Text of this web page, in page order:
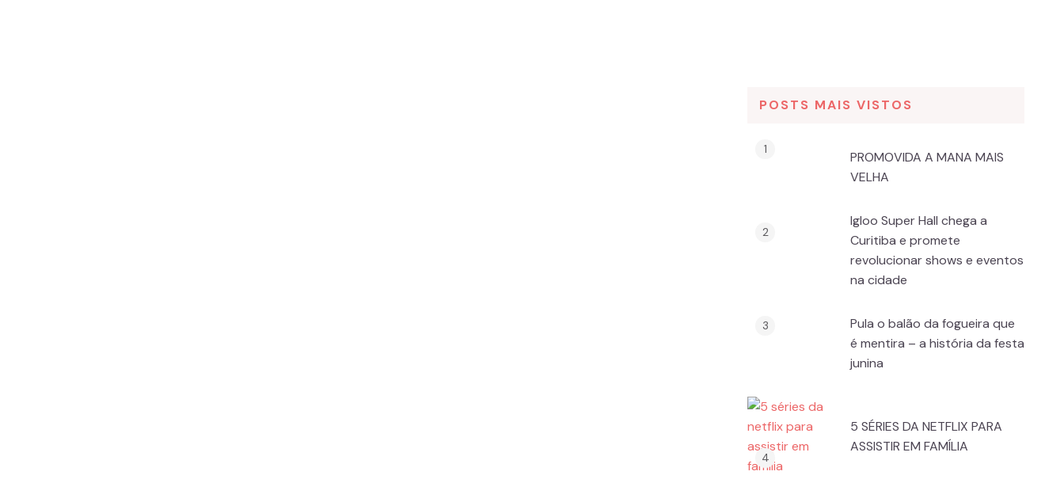
POSTS MAIS VISTOS
PROMOVIDA A MANA MAIS
VELHA
Igloo Super Hall chega a
Curitiba e promete
revolucionar shows e eventos
na cidade
Pula o balão da fogueira que
é mentira – a história da festa
junina
5 SÉRIES DA NETFLIX PARA
ASSISTIR EM FAMÍLIA